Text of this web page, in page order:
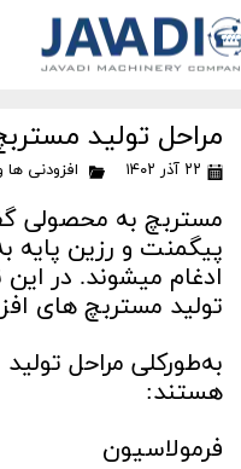
مراحل تولید
۲۲ آذر ۱۴۰۲ افزودنی
مستربچ به محصولی
پیگمنت و رزین پایه
ادغام میشوند. در
تولید مستربچ های
به‌طورکلی مراحل
هستند:
فرمولاسیون